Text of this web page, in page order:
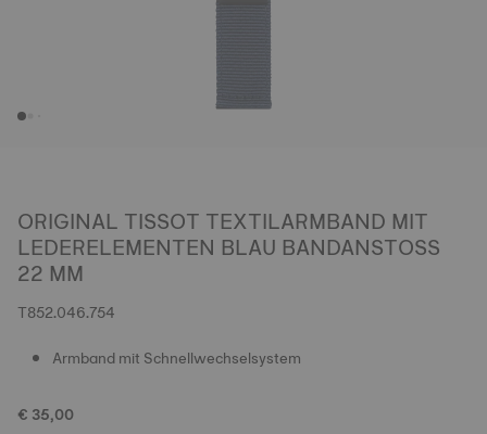
ORIGINAL TISSOT TEXTILARMBAND MIT
LEDERELEMENTEN BLAU BANDANSTOSS 2
2 MM
T852.046.754
Armband mit Schnellwechselsystem
€ 35,00